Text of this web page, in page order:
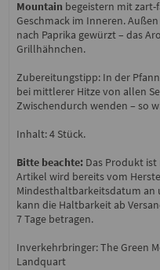
Mountain begeistern mit
Geschmack im Inneren.
nach Paprika gewürzt – das
Grillhähnchen.
Zubereitungstipp: In der
bei mittlerer Hitze von allen
Zwischendurch wenden – so
Inhalt: 4 Stück.
Bitte beachte:Das Produkt ist
Artikel wird bereits vom
Mindesthaltbarkeitsdatum an
kann die Haltbarkeit ab
7 Tage betragen.
Inverkehrbringer: The Green
Landquart